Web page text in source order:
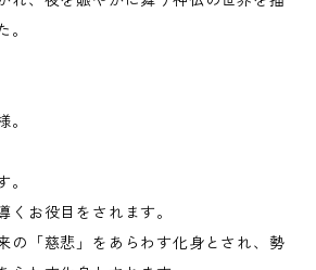
くお役目をされます。
の「慈悲」をあらわす化身とされ、勢